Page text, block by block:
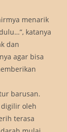
menarik
katanya
dan
agar bisa
barusan.
oleh
terasa